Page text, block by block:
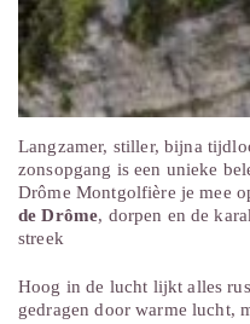
Langzamer, stiller, bijna
zonsopgang is een unieke
Drôme Montgolfière je mee
de Drôme, dorpen en de
streek
Hoog in de lucht lijkt alles
gedragen door warme lucht,